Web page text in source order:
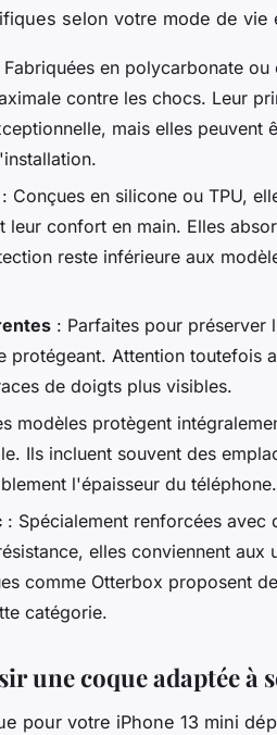
selon votre mode de vie
Fabriquées en polycarbonate
contre les chocs. Leur
mais elles peuvent
: Conçues en silicone ou TPU,
leur confort en main. Elles
reste inférieure aux
: Parfaites pour préserver
protégeant. Attention toutefois
de doigts plus visibles.
modèles protègent
Ils incluent souvent des
l'épaisseur du téléphone.
: Spécialement renforcées avec
elles conviennent aux
comme Otterbox proposent
catégorie.
une coque adaptée à
pour votre iPhone 13 mini